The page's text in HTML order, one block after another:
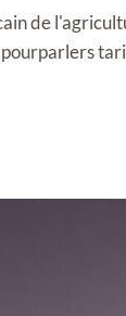
de
pourparlers